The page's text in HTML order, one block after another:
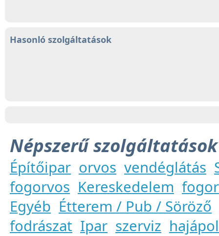
Hasonló szolgáltatások
Népszerű szolgáltatások
Építőipar orvos vendéglátás
fogorvos Kereskedelem
Egyéb Étterem / Pub / Söröző
fodrászat Ipar szerviz